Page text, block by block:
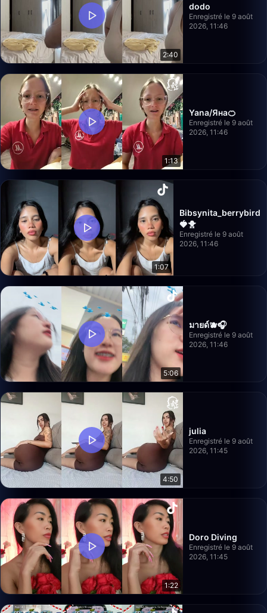
2:40
dodo
Enregistré le 9 août
2026, 11:46
1:13
Yana/Яна🍊
Enregistré le 9 août
2026, 11:46
1:07
Bibsynita_berrybird
🍓🐥
Enregistré le 9 août
2026, 11:46
5:06
มายด์🫐🎧
Enregistré le 9 août
2026, 11:46
4:50
julia
Enregistré le 9 août
2026, 11:45
1:22
Doro Diving
Enregistré le 9 août
2026, 11:45